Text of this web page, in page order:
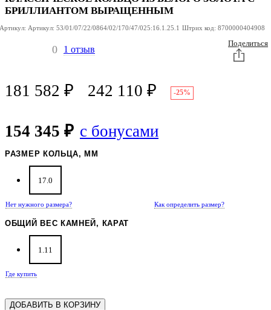
БРИЛЛИАНТОМ ВЫРАЩЕННЫМ
Артикул: Артикул: 53/01/07/22/0864/02/170/47/025:16.1.25.1 Штрих код: 8700000404908
0 1 отзыв
Поделиться
181 582 ₽ 242 110 ₽ -25%
154 345 ₽ с бонусами
РАЗМЕР КОЛЬЦА, ММ
17.0
Нет нужного размера? Как определить размер?
ОБЩИЙ ВЕС КАМНЕЙ, КАРАТ
1.11
Где купить
ДОБАВИТЬ В КОРЗИНУ